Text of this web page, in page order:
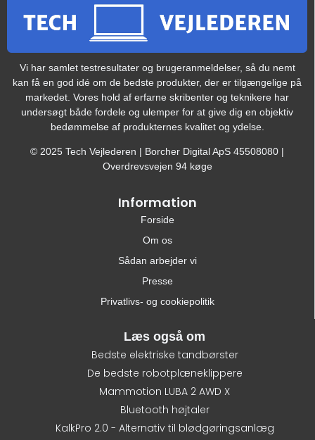
Vi har samlet testresultater og brugeranmeldelser, så du nemt
kan få en god idé om de bedste produkter, der er tilgængelige på
markedet. Vores hold af erfarne skribenter og teknikere har
undersøgt både fordele og ulemper for at give dig en objektiv
bedømmelse af produkternes kvalitet og ydelse.
© 2025 Tech Vejlederen | Borcher Digital ApS 45508080 |
Overdrevsvejen 94 køge
Information
Forside
Om os
Sådan arbejder vi
Presse
Privatlivs- og cookiepolitik
Læs også om
Bedste elektriske tandbørster
De bedste robotplæneklippere
Mammotion LUBA 2 AWD X
Bluetooth højtaler
KalkPro 2.0 - Alternativ til blødgøringsanlæg